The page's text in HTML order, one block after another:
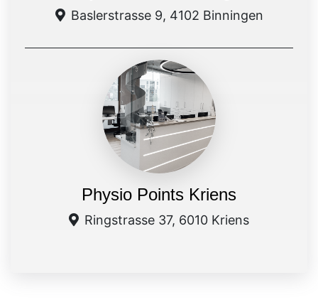
Baslerstrasse 9, 4102 Binningen
Physio Points Kriens
Ringstrasse 37, 6010 Kriens